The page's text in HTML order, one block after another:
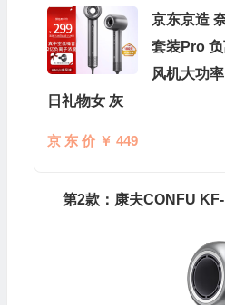
京东京造
套装Pro
风机大功
日礼物女 灰
京 东 价 ￥ 449
第2款：康夫CONFU